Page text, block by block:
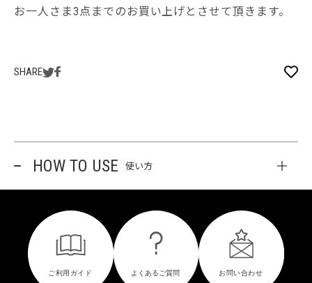
お一人さま3点までのお買い上げとさせて頂きます。
SHARE
HOW TO USE 使い方